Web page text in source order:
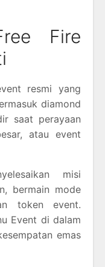
Fire
resmi yang
diamond
saat perayaan
atau event
misi
bermain mode
token event.
Event di dalam
emas